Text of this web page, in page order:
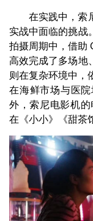
在实践中，索
实战中面临的挑战
拍摄周期中，借助
高效完成了多场地
则在复杂环境中，
在海鲜市场与医
外，索尼电影机
在《小小》《甜茶